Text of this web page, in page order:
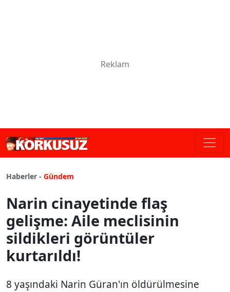
Haberler - Gündem
Narin cinayetinde flaş
gelişme: Aile meclisinin
sildikleri görüntüler
kurtarıldı!
8 yaşındaki Narin Güran'ın öldürülmesine